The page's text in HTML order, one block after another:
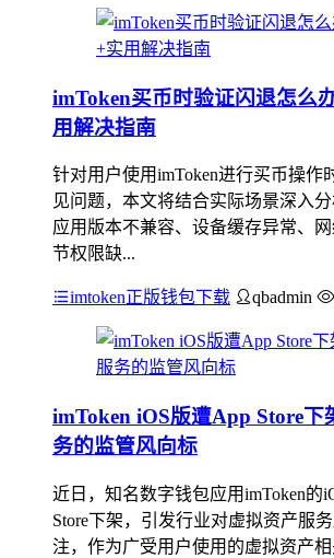
imToken买币时验证闪退怎么
用解决指南
针对用户使用imToken进行买币操作
见问题，本文将结合实际场景深入
应用版本不兼容、设备缓存异常、
节权限缺...
imtoken正版钱包下载 qbadmin
imToken iOS版遭App Store下
务的监管风向标
近日，知名数字钱包应用imToken的
Store下架，引发行业对虚拟资产服
注，作为广受用户使用的虚拟资产